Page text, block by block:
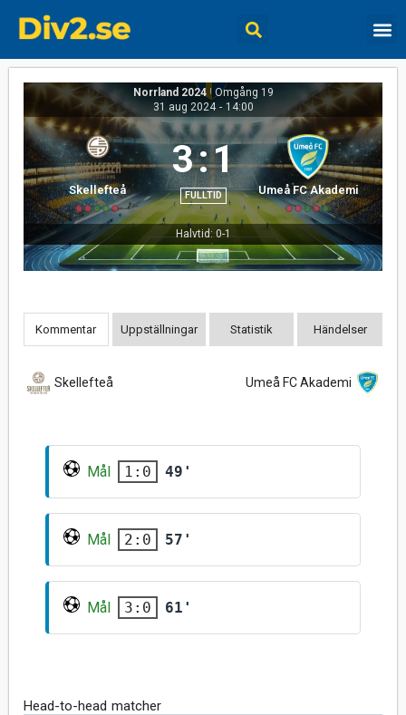
Norrland 2024 | Omgång 19
31 aug 2024 - 14:00
Skellefteå
3:1
FULLTID Umeå FC Akademi
Halvtid: 0-1
Kommentar Uppställningar Statistik Händelser
Skellefteå Umeå FC Akademi
Mål 1:0 49'
Mål 2:0 57'
Mål 3:0 61'
Head-to-head matcher